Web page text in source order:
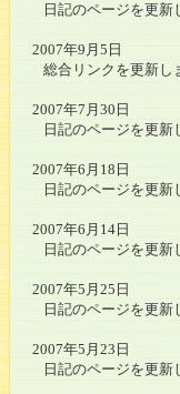
日記のページを更新
2007年9月5日
総合リンクを更新し
2007年7月30日
日記のページを更新
2007年6月18日
日記のページを更新
2007年6月14日
日記のページを更新
2007年5月25日
日記のページを更新
2007年5月23日
日記のページを更新